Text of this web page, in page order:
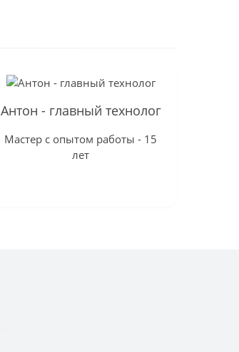
Антон - главный технолог
Мастер с опытом работы - 15
лет